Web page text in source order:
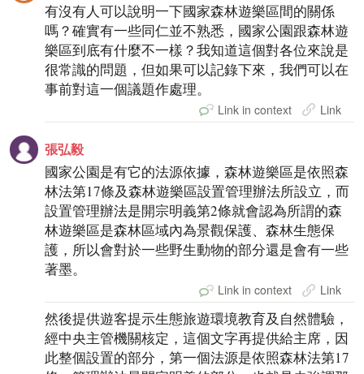
有沒有人可以說明一下國家森林遊樂區間的關係
嗎？確實有一些同仁並不熟悉，國家公園跟森林遊
樂區到底有什麼不一樣？我知道這個對各位來說是
很常識的問題，但如果可以記錄下來，我們可以在
事前對這一個議題作處理。
Link in context Link
張弘毅
國家公園是有它的法源依據，森林遊樂區是依照森
林法第17條及森林遊樂區設置管理辦法所設立，而
設置管理辦法是開宗明義第2條就會認為所謂的森
林遊樂區是森林區域內為景觀保護、森林生態保
護，所以會對於一些野生動物的部分還是會有一些
著墨。
Link in context Link
然後提供遊客提示生態旅遊環境教育及自然體驗，
經中央主管機關核定，這個文字再提供給主席，因
此整個設置的部分，第一個法源是依照森林法第17